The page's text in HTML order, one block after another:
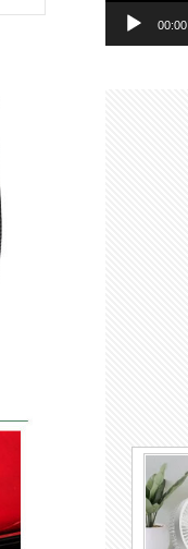
00:00